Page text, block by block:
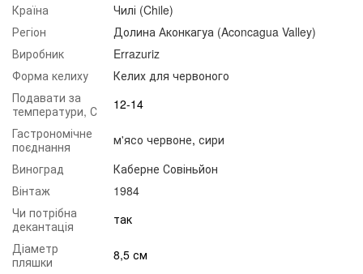
Країна
Чилі (Chile)
Регіон
Долина Аконкагуа (Aconcagua Valley)
Виробник
Errazuriz
Форма келиху
Келих для червоного
Подавати за
температури, С
12-14
Гастрономічне
поєднання
м'ясо червоне, сири
Виноград
Каберне Совіньйон
Вінтаж
1984
Чи потрібна
декантація
так
Діаметр
пляшки
8,5 см